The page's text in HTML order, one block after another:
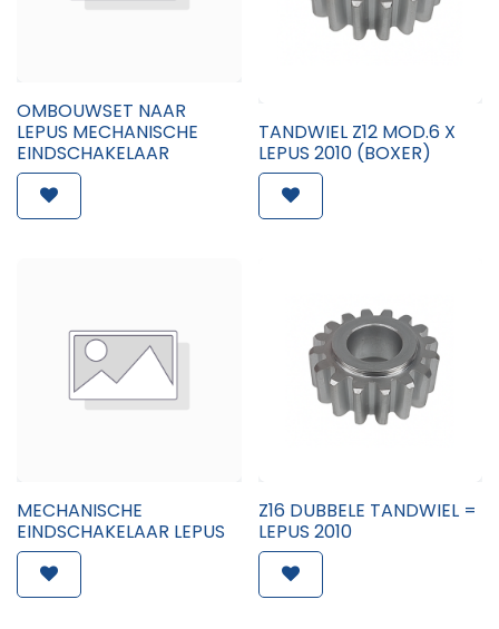
OMBOUWSET NAAR
LEPUS MECHANISCHE
EINDSCHAKELAAR
TANDWIEL Z12 MOD.6 X
LEPUS 2010 (BOXER)
MECHANISCHE
EINDSCHAKELAAR LEPUS
Z16 DUBBELE TANDWIEL =
LEPUS 2010